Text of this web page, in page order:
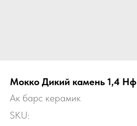
Мокко Дикий камень 1,4 Нф
Ак барс керамик
SKU: